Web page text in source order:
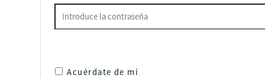
Acuérdate de mí